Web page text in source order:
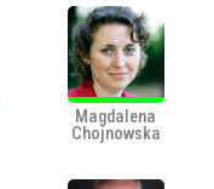
Magdalena
Chojnowska